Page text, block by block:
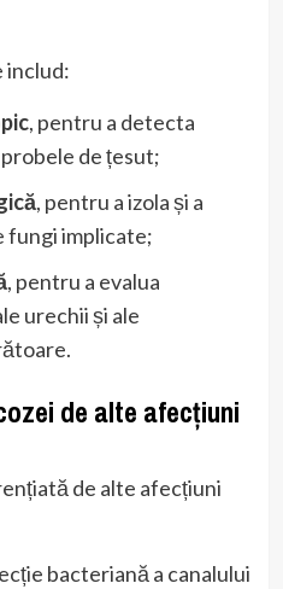
includ:
, pentru a detecta
de țesut;
, pentru a izola și a
fungi implicate;
, pentru a evalua
urechii și ale
de alte afecțiuni
de alte afecțiuni
bacteriană a canalului